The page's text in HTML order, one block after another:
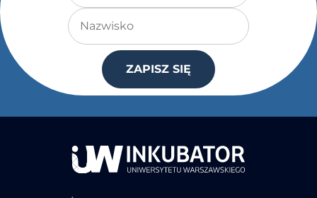
Nazwisko
ZAPISZ SIĘ